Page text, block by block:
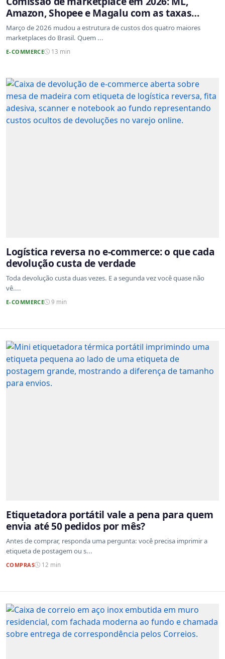
Amazon, Shopee e Magalu com as taxas
atualizadas
Março de 2026 mudou a estrutura de custos dos quatro maiores
marketplaces do Brasil. Quem ...
E-COMMERCE 13 min
Logística reversa no e-commerce: o que cada
devolução custa de verdade
Toda devolução custa duas vezes. E a segunda vez você quase não
vê....
E-COMMERCE 9 min
Etiquetadora portátil vale a pena para quem
envia até 50 pedidos por mês?
Antes de comprar, responda uma pergunta: você precisa imprimir a
etiqueta de postagem ou s...
COMPRAS 12 min